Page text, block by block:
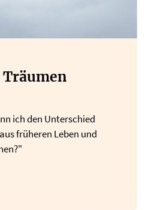
Träumen
ich den Unterschied
früheren Leben und